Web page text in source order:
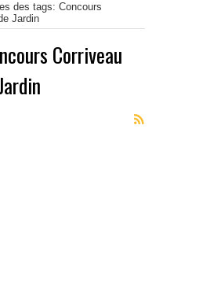
des tags: Concours
Jardin
Corriveau